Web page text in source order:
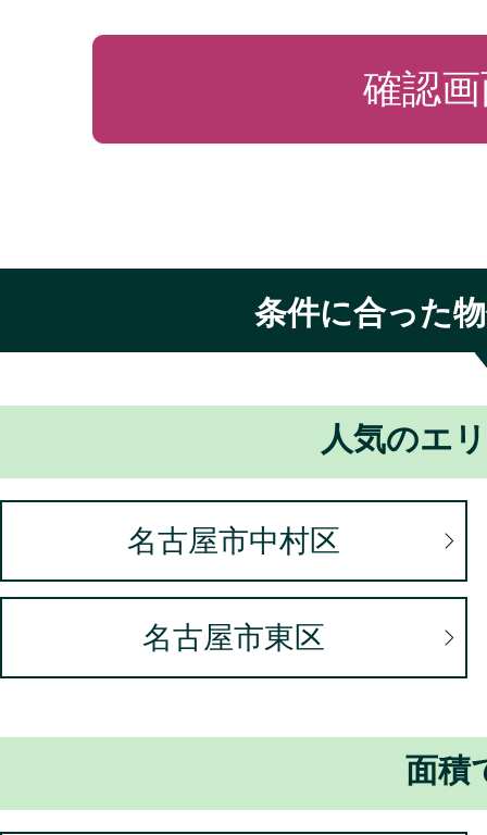
1.当社の個人情報保護の
このプライバシーポリシー
ついて特定の個人を識別す
て機械的に取得される情報（
お客様のコンピュータがイ
用されるIPアドレス
当サイトにアクセスしたこ
いのブラウザの種類・バージ
ム、プラットフォームなど
ジ（URL）、閲覧した日時、
に関する情報
上記のほか、クッキー（
したアクセス情報など、お客
用されるごとに、自動的に収
条件に合った
人気のエ
名古屋市中村区
名古屋市東区
面積